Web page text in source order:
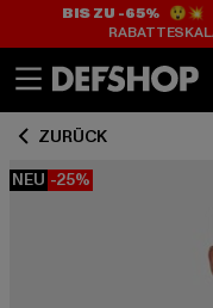
BIS ZU -65%😲💥
ZURÜCK
NEU -25%